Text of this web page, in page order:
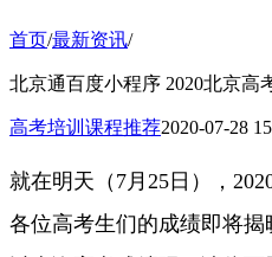
首页/最新资讯/
北京通百度小程序 2020北京高
高考培训课程推荐2020-07-28
就在明天（7月25日），
各位高考生们的成绩即将